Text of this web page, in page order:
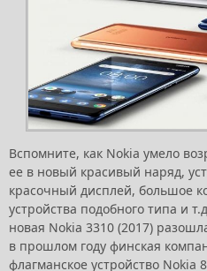
Вспомните, как Nokia умело
ее в новый красивый наряд,
красочный дисплей, большое
устройства подобного типа и
новая Nokia 3310 (2017)
в прошлом году финская
флагманское устройство Nokia